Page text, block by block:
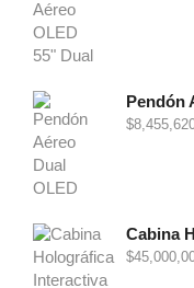
Pendón
$
$